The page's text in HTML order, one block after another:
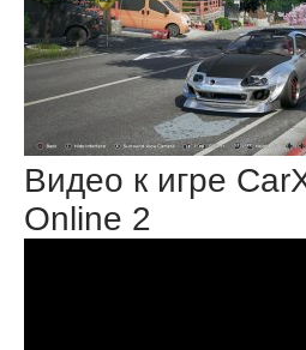
Видео к игре
Online 2